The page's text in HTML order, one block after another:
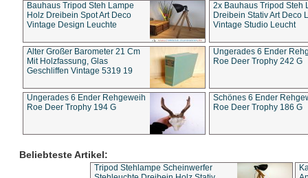
Bauhaus Tripod Steh Lampe
Holz Dreibein Spot Art Deco
Vintage Design Leuchte
2x Bauhaus Tripod Steh
Dreibein Stativ Art Deco
Vintage Studio Leucht
Alter Großer Barometer 21 Cm
Mit Holzfassung, Glas
Geschliffen Vintage 5319 19
Ungerades 6 Ender
Roe Deer Trophy 242 G
Ungerades 6 Ender Rehgeweih
Roe Deer Trophy 194 G
Schönes 6 Ender
Roe Deer Trophy 186 G
Beliebteste Artikel:
Tripod Stehlampe Scheinwerfer